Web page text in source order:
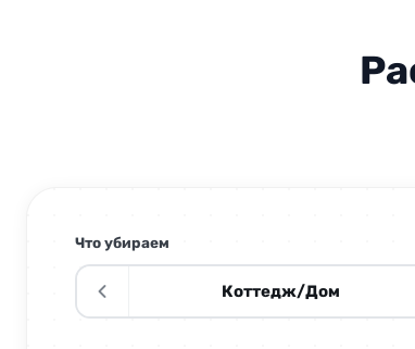
Аккуратно почистим хрустальные и дизайнерские
Почистим батареи и радиаторы
Что убираем
Коттедж/Дом